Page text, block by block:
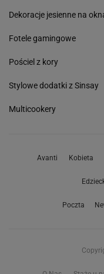
Dekoracje jesienne na
Fotele gamingowe
Pościel z kory
Stylowe dodatki z Sinsay
Multicookery
Avanti Kobieta
Poczta